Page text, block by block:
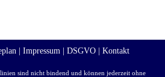
| Impressum| DSGVO| Kontakt
sind nicht bindend und können jederzeit ohne